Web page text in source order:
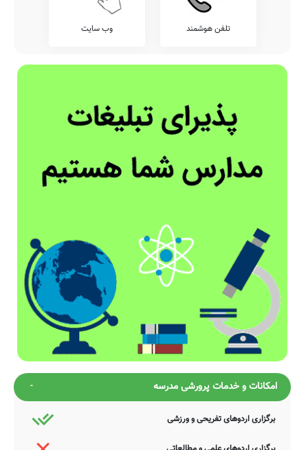
تلفن هوشمند وب سایت
امکانات و خدمات پرورشی مدرسه
برگزاری اردوهای تفریحی و ورزشی